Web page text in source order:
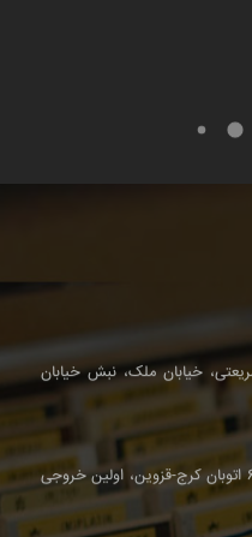
خیابان ملک، نبش خیابان
کرج، کیلومتر ۶ اتوبان کرج-قزوین، اولین خروجی